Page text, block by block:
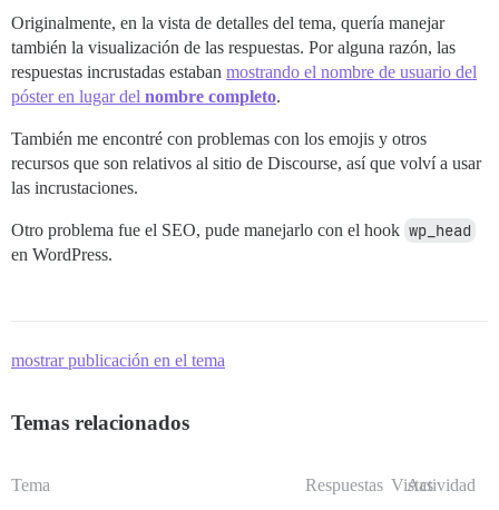
Originalmente, en la vista de detalles del tema, quería manejar
también la visualización de las respuestas. Por alguna razón, las
respuestas incrustadas estaban mostrando el nombre de usuario del
póster en lugar del nombre completo.
También me encontré con problemas con los emojis y otros
recursos que son relativos al sitio de Discourse, así que volví a usar
las incrustaciones.
Otro problema fue el SEO, pude manejarlo con el hook wp_head
en WordPress.
mostrar publicación en el tema
Temas relacionados
Tema Respuestas Vistas
Actividad